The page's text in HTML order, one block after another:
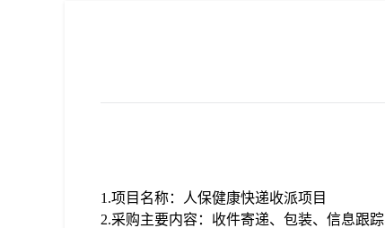
1.项目名称： 人保健康快递收派项目
2.采购主要内容： 收件寄递、包装、信息跟